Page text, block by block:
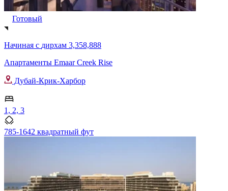
Готовый
Начиная с дирхам 3,358,888
Апартаменты Emaar Creek Rise
Дубай-Крик-Харбор
1, 2, 3
785-1642 квадратный фут